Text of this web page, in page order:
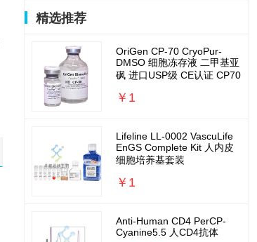
精选推荐
OriGen CP-70 CryoPur-
DMSO 细胞冻存液 二甲基亚
砜 进口USP级 CE认证 CP70
￥1
Lifeline LL-0002 VascuLife
EnGS Complete Kit 人内皮
细胞培养基套装
￥1
Anti-Human CD4 PerCP-
Cyanine5.5 人CD4抗体